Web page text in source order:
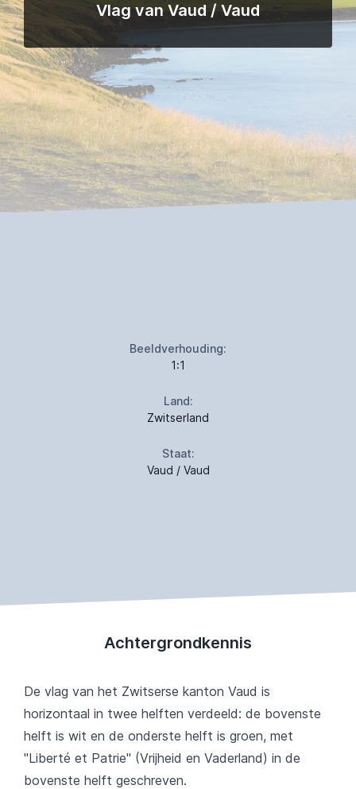
Vlag van Vaud / Vaud
Beeldverhouding:
1:1
Land:
Zwitserland
Staat:
Vaud / Vaud
Achtergrondkennis
De vlag van het Zwitserse kanton Vaud is
horizontaal in twee helften verdeeld: de bovenste
helft is wit en de onderste helft is groen, met
"Liberté et Patrie" (Vrijheid en Vaderland) in de
bovenste helft geschreven.